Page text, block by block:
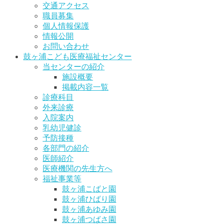
交通アクセス
職員募集
個人情報保護
情報公開
お問い合わせ
鼓ヶ浦こども医療福祉センター
当センターの紹介
施設概要
掲載内容一覧
診療科目
外来診療
入院案内
乳幼児健診
予防接種
各部門の紹介
医師紹介
医療機関の先生方へ
福祉事業等
鼓ヶ浦こばと園
鼓ヶ浦ひばり園
鼓ヶ浦あゆみ園
鼓ヶ浦つばさ園